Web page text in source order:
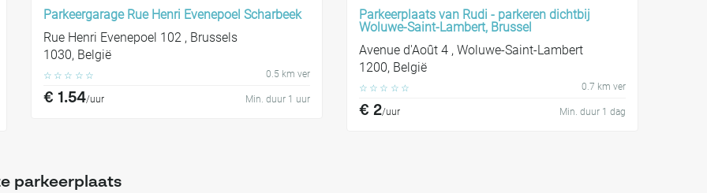
Parkeergarage Rue Henri Evenepoel Scharbeek
Rue Henri Evenepoel 102 , Brussels
1030, België
☆ ☆ ☆ ☆ ☆ 0.5 km ver
€ 1.54/uur Min. duur 1 uur
Parkeerplaats van Rudi - parkeren dichtbij
Woluwe-Saint-Lambert, Brussel
Avenue d'Août 4 , Woluwe-Saint-Lambert
1200, België
☆ ☆ ☆ ☆ ☆ 0.7 km ver
€ 2/uur Min. duur 1 dag
parkeerplaats